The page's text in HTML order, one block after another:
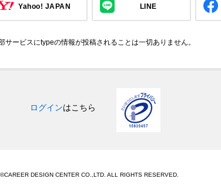
Yahoo! JAPAN LINE
サービスにtypeの情報が投稿されることは一切ありません。
ログインはこちら
©CAREER DESIGN CENTER CO.,LTD. ALL RIGHTS RESERVED.